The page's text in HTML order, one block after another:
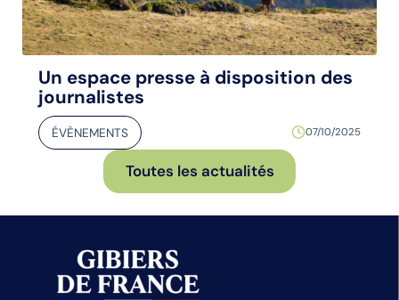
Un espace presse à disposition des
journalistes
ÉVÈNEMENTS 07/10/2025
Toutes les actualités